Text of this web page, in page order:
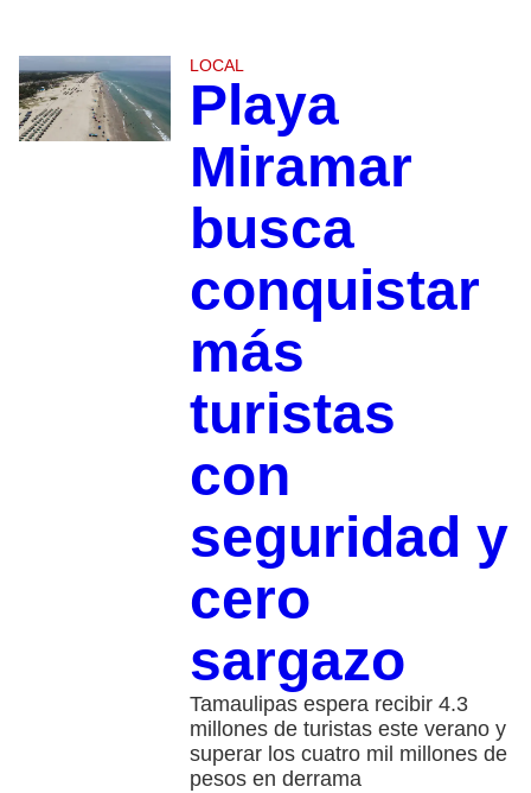
LOCAL
Playa
Miramar
busca
conquistar
más
turistas
con
seguridad y
cero
sargazo
Tamaulipas espera recibir 4.3
millones de turistas este verano y
superar los cuatro mil millones de
pesos en derrama